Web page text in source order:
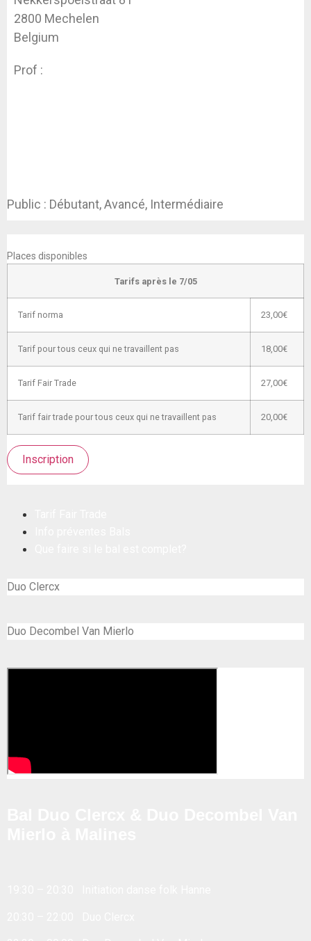
2800 Mechelen
Belgium
Prof :
Public : Débutant, Avancé, Intermédiaire
Places disponibles
Tarifs après le 7/05
Tarif norma 23,00€
Tarif pour tous ceux qui ne travaillent pas 18,00€
Tarif Fair Trade 27,00€
Tarif fair trade pour tous ceux qui ne travaillent pas 20,00€
Inscription
Duo Clercx
Duo Decombel Van Mierlo